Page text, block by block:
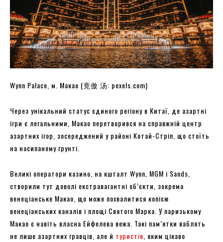
Wynn Palace, м. Макао (竟傲 汤: pexels.com)
Через унікальний статус єдиного регіону в Китаї, де азартні
ігри є легальними, Макао перетворився на справжній центр
азартних ігор, зосереджений у районі Котай-Стріп, що стоїть
на насипаному ґрунті.
Великі оператори казино, на кшталт Wynn, MGM і Sands,
створили тут доволі екстравагантні об’єкти, зокрема
венеціанське Макао, що може похвалитися копією
венеціанських каналів і площі Святого Марка. У паризькому
Макао є навіть власна Ейфелева вежа. Такі пам’ятки ваблять
не лише азартних гравців, але й туристів, яким цікаво